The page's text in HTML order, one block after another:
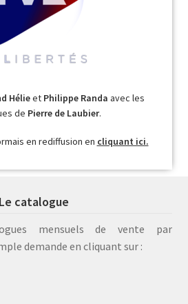
Hélieet Philippe Randa avec les
de Pierre de Laubier.
en rediffusion en cliquant ici.
Le catalogue
mensuels de vente par
demande en cliquant sur :